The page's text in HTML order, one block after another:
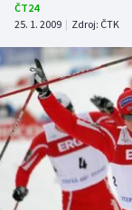
Atletika
Cyklistika
DALŠÍ SPORTY
Americký fotbal
Baseball a
NEPŘEHLÉDNĚTE
Soutěže
ČT24
25. 1. 2009 | Zdroj: ČTK